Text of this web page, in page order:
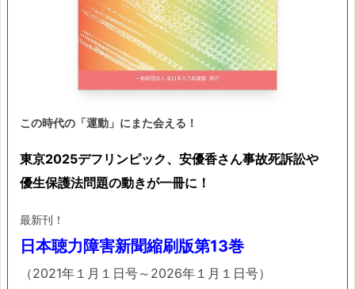
この時代の「運動」にまた会える！
東京2025デフリンピック、安優香さん事故死訴訟や
優生保護法問題の動きが一冊に！
最新刊！
日本聴力障害新聞縮刷版第13巻
（2021年１月１日号～2026年１月１日号）